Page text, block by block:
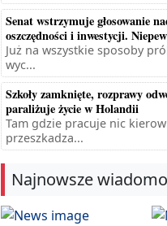
Senat wstrzymuje głosowanie
oszczędności i inwestycji.
Już na wszystkie sposoby
wyc...
Szkoły zamknięte, rozprawy
paraliżuje życie w Holandii
Tam gdzie pracuje nic
przeszkadza...
Najnowsze